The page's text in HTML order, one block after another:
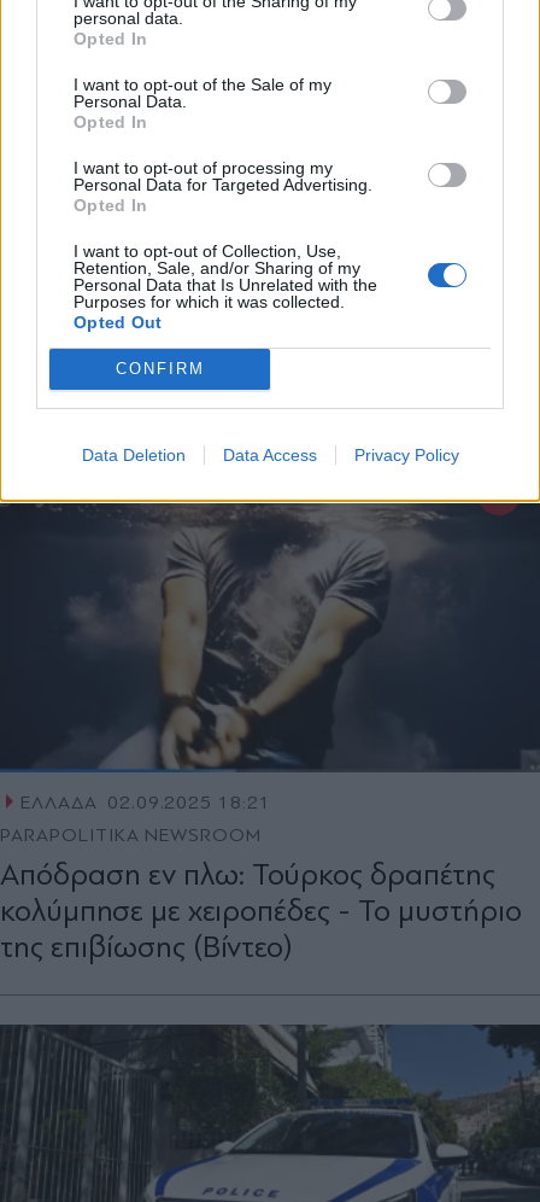
personal data.
Opted In
I want to opt-out of the Sale of my
Personal Data.
Opted In
I want to opt-out of processing my
Personal Data for Targeted Advertising.
Opted In
I want to opt-out of Collection, Use,
Retention, Sale, and/or Sharing of my
Personal Data that Is Unrelated with the
Purposes for which it was collected.
Opted Out
CONFIRM
Data Deletion Data Access Privacy Policy
ΕΛΛΑΔΑ 22.09.2025 19:27
"Μυστήριο" στη Χαλκιδική: Αναζητείται ο
δραπέτης των φυλακών Κασσάνδρας -
Δεν επιτέθηκε αυτός στη τουρίστρια, λένε
ΕΛΛΑΔΑ 02.09.2025 18:21
PARAPOLITIKA NEWSROOM
Απόδραση εν πλω: Τούρκος δραπέτης
κολύμπησε με χειροπέδες - Το μυστήριο
της επιβίωσης (Bίντεο)
Αποδέχομαι τους
και την πολιτική απορρήτου
X